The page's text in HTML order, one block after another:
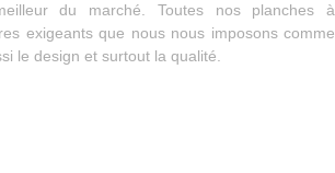
du marché. Toutes nos planches à
exigeants que nous nous imposons comme
le design et surtout la qualité.